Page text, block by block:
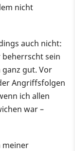
nicht
auch nicht:
beherrscht sein
gut. Vor
Angriffsfolgen
ich allen
war –
meiner